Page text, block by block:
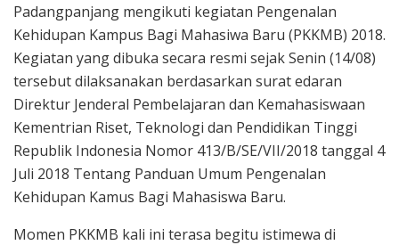
Padangpanjang mengikuti kegiatan Pengenalan
Kehidupan Kampus Bagi Mahasiwa Baru (PKKMB) 2018.
Kegiatan yang dibuka secara resmi sejak Senin (14/08)
tersebut dilaksanakan berdasarkan surat edaran
Direktur Jenderal Pembelajaran dan Kemahasiswaan
Kementrian Riset, Teknologi dan Pendidikan Tinggi
Republik Indonesia Nomor 413/B/SE/VII/2018 tanggal 4
Juli 2018 Tentang Panduan Umum Pengenalan
Kehidupan Kamus Bagi Mahasiswa Baru.
Momen PKKMB kali ini terasa begitu istimewa di